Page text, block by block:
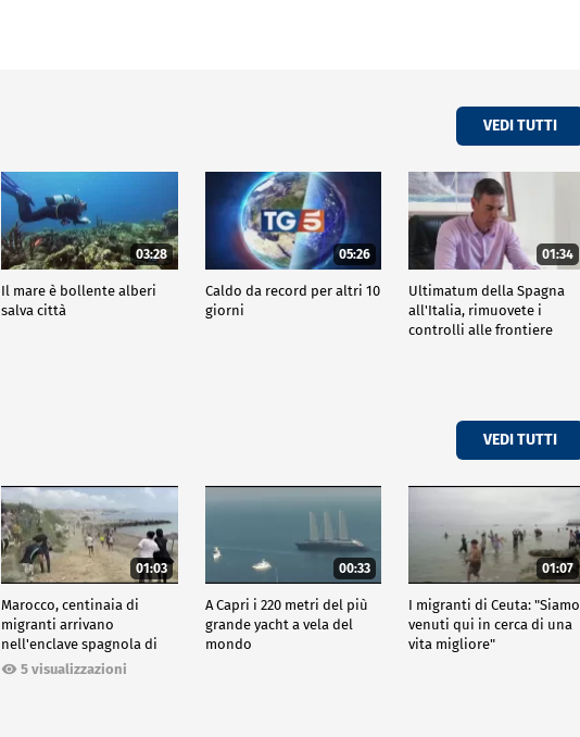
VEDI TUTTI
03:28
Il mare è bollente alberi
salva città
05:26
Caldo da record per altri 10
giorni
01:34
Ultimatum della Spagna
all'Italia, rimuovete i
controlli alle frontiere
VEDI TUTTI
01:03
Marocco, centinaia di
migranti arrivano
nell'enclave spagnola di
Ceuta5 visualizzazioni
00:33
A Capri i 220 metri del più
grande yacht a vela del
mondo
01:07
I migranti di Ceuta: "Siamo
venuti qui in cerca di una
vita migliore"